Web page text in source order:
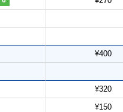
¥400
¥320
¥150